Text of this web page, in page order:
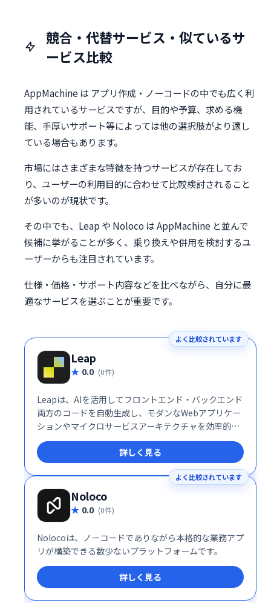
競合・代替サービス・似ているサ
ービス比較
AppMachine は アプリ作成・ノーコードの中でも広く利
用されているサービスですが、目的や予算、求める機
能、手厚いサポート等によっては他の選択肢がより適し
ている場合もあります。
市場にはさまざまな特徴を持つサービスが存在してお
り、ユーザーの利用目的に合わせて比較検討されること
が多いのが現状です。
その中でも、Leap や Noloco は AppMachine と並んで
候補に挙がることが多く、乗り換えや併用を検討するユ
ーザーからも注目されています。
仕様・価格・サポート内容などを比べながら、自分に最
適なサービスを選ぶことが重要です。
よく比較されています
Leap
0.0 (0件)
Leapは、AIを活用してフロントエンド・バックエンド
両方のコードを自動生成し、モダンなWebアプリケー
ションやマイクロサービスアーキテクチャを効率的に
構築・デプロイできる開発プラットフォームです。
詳しく見る
よく比較されています
Noloco
0.0 (0件)
Nolocoは、ノーコードでありながら本格的な業務アプ
リが構築できる数少ないプラットフォームです。
詳しく見る